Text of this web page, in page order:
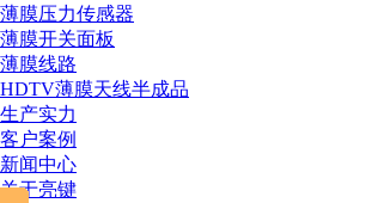
薄膜压力传感器
薄膜开关面板
薄膜线路
HDTV薄膜天线半成品
生产实力
客户案例
新闻中心
关于亮键